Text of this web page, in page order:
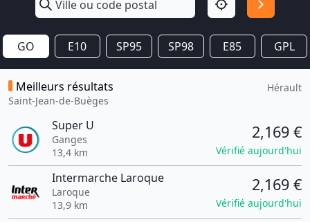
GO E10 SP95 SP98 E85 GPL
Meilleurs résultats
Saint-Jean-de-Buèges
Hérault
Super U
Ganges
13,4 km
2,169 €
Vérifié aujourd'hui
Intermarche Laroque
Laroque
13,9 km
2,169 €
Vérifié aujourd'hui